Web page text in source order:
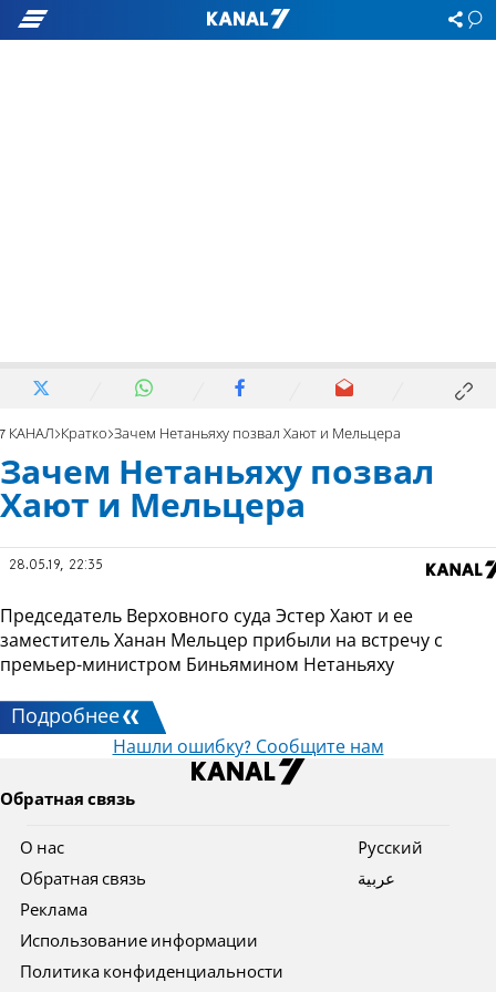
7 КАНАЛ Кратко Зачем Нетаньяху позвал Хают и Мельцера
Зачем Нетаньяху позвал
Хают и Мельцера
28.05.19, 22:35
Председатель Верховного суда Эстер Хают и ее
заместитель Ханан Мельцер прибыли на встречу с
премьер-министром Биньямином Нетаньяху
Подробнее
Нашли ошибку? Сообщите нам
Обратная связь
О нас
Обратная связь
Реклама
Использование информации
Политика конфиденциальности
Pусский
عربية